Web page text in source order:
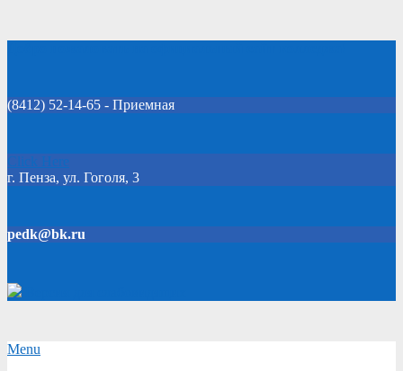
(8412) 52-14-65 - Приемная
Click Here
г. Пенза, ул. Гоголя, 3
pedk@bk.ru
Secondary
Menu